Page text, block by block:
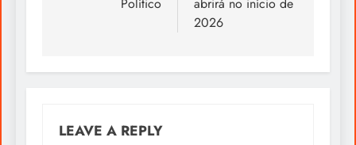
Político
abrirá no início de
2026
LEAVE A REPLY